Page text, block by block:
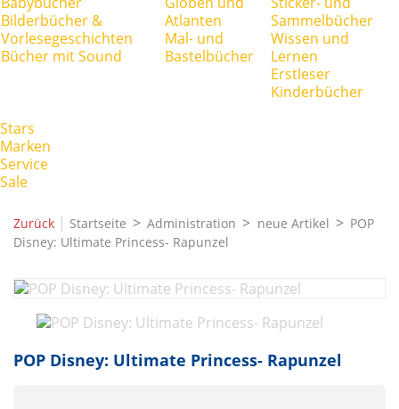
Bilderbücher &
Vorlesegeschichten
Bücher mit Sound
Atlanten
Mal- und
Bastelbücher
Sammelbücher
Wissen und
Lernen
Erstleser
Kinderbücher
Stars
Marken
Service
Sale
Zurück | Startseite Administration neue Artikel
POP
Disney: Ultimate Princess- Rapunzel
POP Disney: Ultimate Princess- Rapunzel